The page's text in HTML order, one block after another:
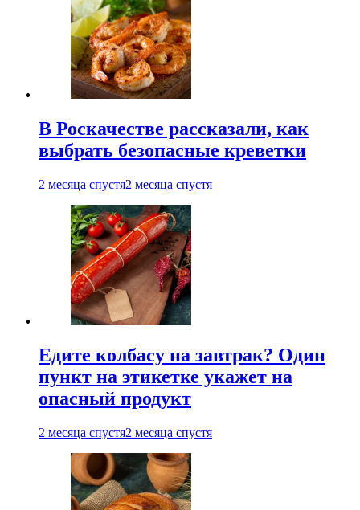
В Роскачестве рассказали, как
выбрать безопасные креветки
2 месяца спустя2 месяца спустя
Едите колбасу на завтрак? Один
пункт на этикетке укажет на
опасный продукт
2 месяца спустя2 месяца спустя